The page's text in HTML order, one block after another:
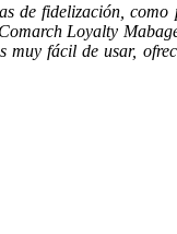
de fidelización, como
Loyalty
fácil de usar,